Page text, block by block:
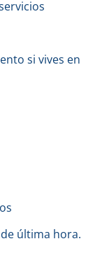
si vives en
última hora.